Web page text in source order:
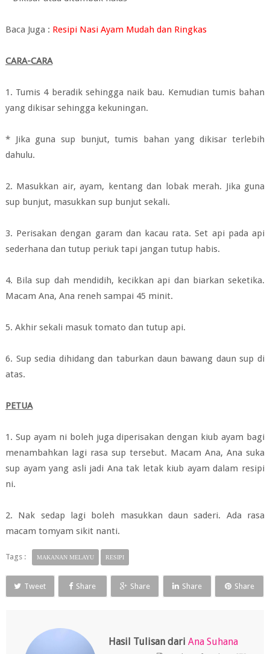
Baca Juga : Resipi Nasi Ayam Mudah dan Ringkas
CARA-CARA
1. Tumis 4 beradik sehingga naik bau. Kemudian tumis bahan
yang dikisar sehingga kekuningan.
* Jika guna sup bunjut, tumis bahan yang dikisar terlebih
dahulu.
2. Masukkan air, ayam, kentang dan lobak merah. Jika guna
sup bunjut, masukkan sup bunjut sekali.
3. Perisakan dengan garam dan kacau rata. Set api pada api
sederhana dan tutup periuk tapi jangan tutup habis.
4. Bila sup dah mendidih, kecikkan api dan biarkan seketika.
Macam Ana, Ana reneh sampai 45 minit.
5. Akhir sekali masuk tomato dan tutup api.
6. Sup sedia dihidang dan taburkan daun bawang daun sup di
atas.
PETUA
1. Sup ayam ni boleh juga diperisakan dengan kiub ayam bagi
menambahkan lagi rasa sup tersebut. Macam Ana, Ana suka
sup ayam yang asli jadi Ana tak letak kiub ayam dalam resipi
ni.
2. Nak sedap lagi boleh masukkan daun saderi. Ada rasa
macam tomyam sikit nanti.
Tags : MAKANAN MELAYU RESIPI
Tweet Share Share Share Share
Hasil Tulisan dari Ana Suhana